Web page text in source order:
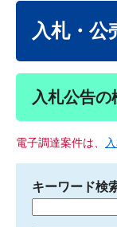
入札・公
入札公告の
電子調達案件は、
キーワード検